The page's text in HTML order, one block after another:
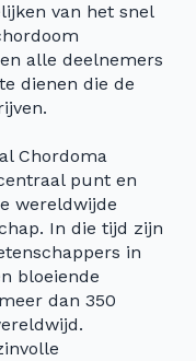
van het snel
alle deelnemers
dienen die de
Chordoma
punt en
wereldwijde
In die tijd zijn
in
bloeiende
dan 350